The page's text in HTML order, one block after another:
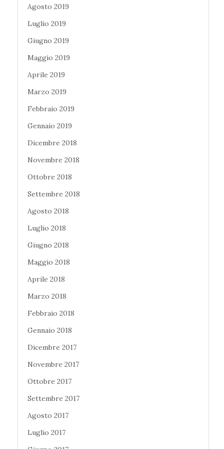
Agosto 2019
Luglio 2019
Giugno 2019
Maggio 2019
Aprile 2019
Marzo 2019
Febbraio 2019
Gennaio 2019
Dicembre 2018
Novembre 2018
Ottobre 2018
Settembre 2018
Agosto 2018
Luglio 2018
Giugno 2018
Maggio 2018
Aprile 2018
Marzo 2018
Febbraio 2018
Gennaio 2018
Dicembre 2017
Novembre 2017
Ottobre 2017
Settembre 2017
Agosto 2017
Luglio 2017